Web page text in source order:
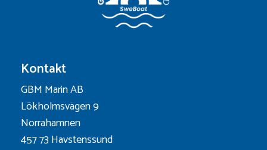
Kontakt
GBM Marin AB
Lökholmsvägen 9
Norrahamnen
457 73 Havstenssund